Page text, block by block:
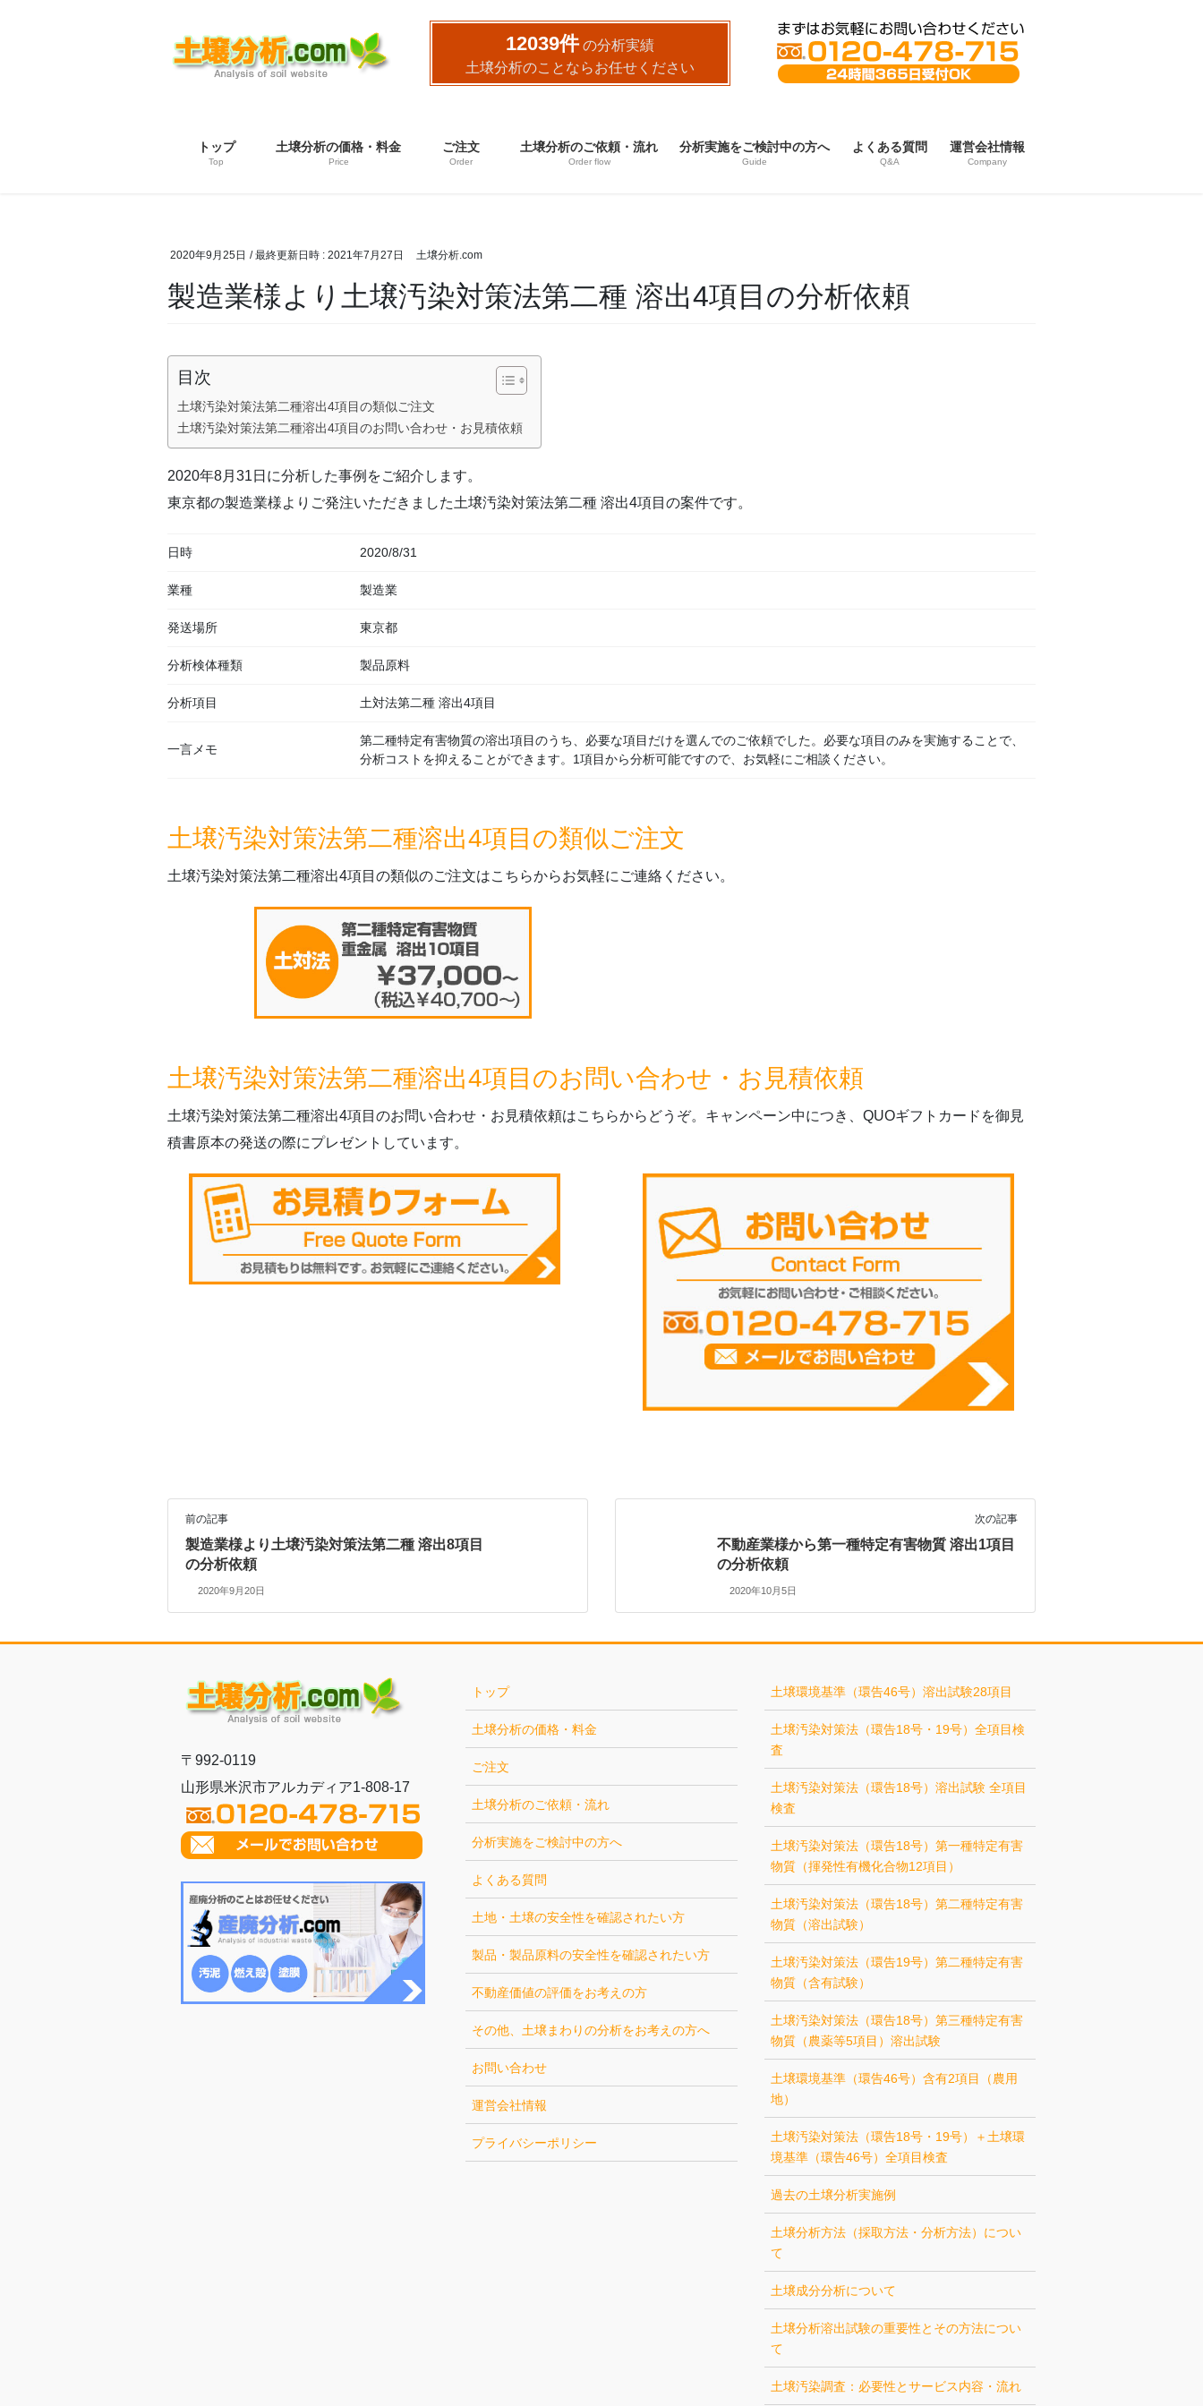
12039件の分析実績
土壌分析のことならお任せください
トップ
Top
土壌分析の価格・料金
Price
ご注文
Order
土壌分析のご依頼・流れ
Order flow
分析実施をご検討中の方へ
Guide
よくある質問
Q&A
運営会社情報
Company
2020年9月25日 / 最終更新日時 : 2021年7月27日 土壌分析.com
製造業様より土壌汚染対策法第二種 溶出4項目の分析依頼
目次
土壌汚染対策法第二種溶出4項目の類似ご注文
土壌汚染対策法第二種溶出4項目のお問い合わせ・お見積依頼
2020年8月31日に分析した事例をご紹介します。
東京都の製造業様よりご発注いただきました土壌汚染対策法第二種 溶出4項目の案件です。
日時 2020/8/31
業種 製造業
発送場所 東京都
分析検体種類 製品原料
分析項目 土対法第二種 溶出4項目
一言メモ
第二種特定有害物質の溶出項目のうち、必要な項目だけを選んでのご依頼でした。必要な項目のみを実施することで、
分析コストを抑えることができます。1項目から分析可能ですので、お気軽にご相談ください。
土壌汚染対策法第二種溶出4項目の類似ご注文
土壌汚染対策法第二種溶出4項目の類似のご注文はこちらからお気軽にご連絡ください。
土壌汚染対策法第二種溶出4項目のお問い合わせ・お見積依頼
土壌汚染対策法第二種溶出4項目のお問い合わせ・お見積依頼はこちらからどうぞ。キャンペーン中につき、QUOギフトカードを御見
積書原本の発送の際にプレゼントしています。
前の記事
製造業様より土壌汚染対策法第二種 溶出8項目
の分析依頼
2020年9月20日
次の記事
不動産業様から第一種特定有害物質 溶出1項目
の分析依頼
2020年10月5日
〒992-0119
山形県米沢市アルカディア1-808-17
トップ
土壌分析の価格・料金
ご注文
土壌分析のご依頼・流れ
分析実施をご検討中の方へ
よくある質問
土地・土壌の安全性を確認されたい方
製品・製品原料の安全性を確認されたい方
不動産価値の評価をお考えの方
その他、土壌まわりの分析をお考えの方へ
お問い合わせ
運営会社情報
プライバシーポリシー
土壌環境基準（環告46号）溶出試験28項目
土壌汚染対策法（環告18号・19号）全項目検
査
土壌汚染対策法（環告18号）溶出試験 全項目
検査
土壌汚染対策法（環告18号）第一種特定有害
物質（揮発性有機化合物12項目）
土壌汚染対策法（環告18号）第二種特定有害
物質（溶出試験）
土壌汚染対策法（環告19号）第二種特定有害
物質（含有試験）
土壌汚染対策法（環告18号）第三種特定有害
物質（農薬等5項目）溶出試験
土壌環境基準（環告46号）含有2項目（農用
地）
土壌汚染対策法（環告18号・19号）＋土壌環
境基準（環告46号）全項目検査
過去の土壌分析実施例
土壌分析方法（採取方法・分析方法）につい
て
土壌成分分析について
土壌分析溶出試験の重要性とその方法につい
て
土壌汚染調査：必要性とサービス内容・流れ